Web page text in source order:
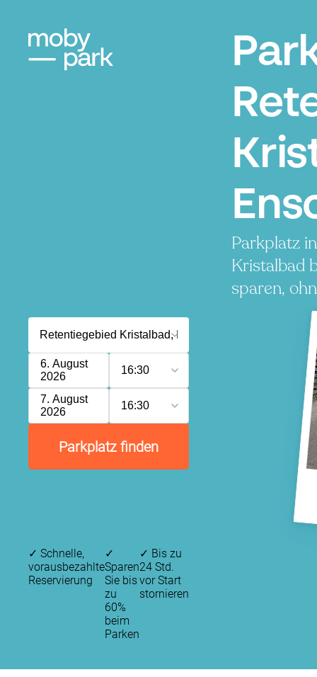
Parkplatz
Kristalbad
sparen,
6. August
2026
16:30
7. August
2026
16:30
Parkplatz finden
✓ Schnelle,
vorausbezahlte
Reservierung
✓
Sparen
Sie bis
zu
60%
beim
Parken
✓ Bis zu
24 Std.
vor Start
stornieren